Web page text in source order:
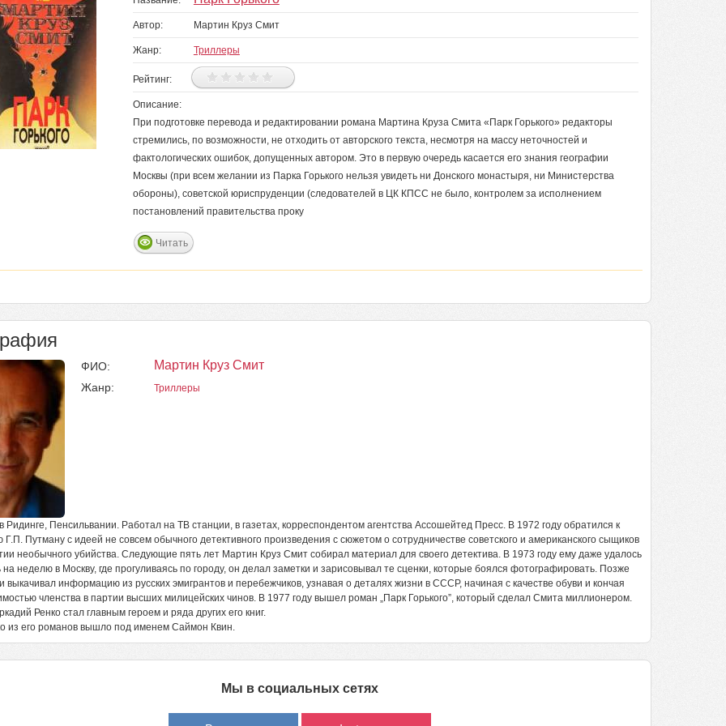
Автор: Мартин Круз Смит
Жанр: Триллеры
Рейтинг:
Описание:
При подготовке перевода и редактировании романа Мартина Круза Смита «Парк Горького» редакторы
стремились, по возможности, не отходить от авторского текста, несмотря на массу неточностей и
фактологических ошибок, допущенных автором. Это в первую очередь касается его знания географии
Москвы (при всем желании из Парка Горького нельзя увидеть ни Донского монастыря, ни Министерства
обороны), советской юриспруденции (следователей в ЦК КПСС не было, контролем за исполнением
постановлений правительства проку
Читать
ФИО: Мартин Круз Смит
Жанр: Триллеры
Ридинге, Пенсильвании. Работал на ТВ станции, в газетах, корреспондентом агентства Ассошейтед Пресс. В 1972 году обратился к
Г.П. Путману с идеей не совсем обычного детективного произведения с сюжетом о сотрудничестве советского и американского сыщиков
необычного убийства. Следующие пять лет Мартин Круз Смит собирал материал для своего детектива. В 1973 году ему даже удалось
на неделю в Москву, где прогуливаясь по городу, он делал заметки и зарисовывал те сценки, которые боялся фотографировать. Позже
выкачивал информацию из русских эмигрантов и перебежчиков, узнавая о деталях жизни в СССР, начиная с качестве обуви и кончая
членства в партии высших милицейских чинов. В 1977 году вышел роман „Парк Горького”, который сделал Смита миллионером.
Ренко стал главным героем и ряда других его книг.
из его романов вышло под именем Саймон Квин.
Мы в социальных сетях